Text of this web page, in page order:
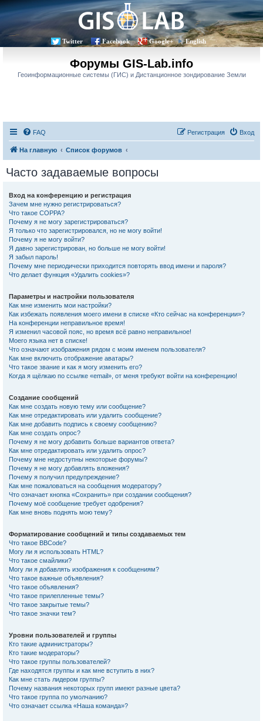
Twitter Facebook Google+ English
Форумы GIS-Lab.info
Геоинформационные системы (ГИС) и Дистанционное зондирование Земли
FAQ Вход
Регистрация
На главную Список форумов
Часто задаваемые вопросы
Вход на конференцию и регистрация
Зачем мне нужно регистрироваться?
Что такое COPPA?
Почему я не могу зарегистрироваться?
Я только что зарегистрировался, но не могу войти!
Почему я не могу войти?
Я давно зарегистрирован, но больше не могу войти!
Я забыл пароль!
Почему мне периодически приходится повторять ввод имени и пароля?
Что делает функция «Удалить cookies»?
Параметры и настройки пользователя
Как мне изменить мои настройки?
Как избежать появления моего имени в списке «Кто сейчас на конференции»?
На конференции неправильное время!
Я изменил часовой пояс, но время всё равно неправильное!
Моего языка нет в списке!
Что означают изображения рядом с моим именем пользователя?
Как мне включить отображение аватары?
Что такое звание и как я могу изменить его?
Когда я щёлкаю по ссылке «email», от меня требуют войти на конференцию!
Создание сообщений
Как мне создать новую тему или сообщение?
Как мне отредактировать или удалить сообщение?
Как мне добавить подпись к своему сообщению?
Как мне создать опрос?
Почему я не могу добавить больше вариантов ответа?
Как мне отредактировать или удалить опрос?
Почему мне недоступны некоторые форумы?
Почему я не могу добавлять вложения?
Почему я получил предупреждение?
Как мне пожаловаться на сообщения модератору?
Что означает кнопка «Сохранить» при создании сообщения?
Почему моё сообщение требует одобрения?
Как мне вновь поднять мою тему?
Форматирование сообщений и типы создаваемых тем
Что такое BBCode?
Могу ли я использовать HTML?
Что такое смайлики?
Могу ли я добавлять изображения к сообщениям?
Что такое важные объявления?
Что такое объявления?
Что такое прилепленные темы?
Что такое закрытые темы?
Что такое значки тем?
Уровни пользователей и группы
Кто такие администраторы?
Кто такие модераторы?
Что такое группы пользователей?
Где находятся группы и как мне вступить в них?
Как мне стать лидером группы?
Почему названия некоторых групп имеют разные цвета?
Что такое группа по умолчанию?
Что означает ссылка «Наша команда»?